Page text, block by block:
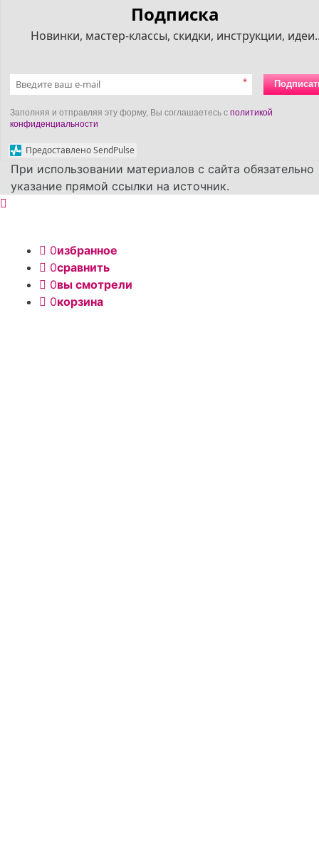
Подписка
Новинки, мастер-классы, скидки, инструкции,
*
Заполняя и отправляя эту форму, Вы соглашаетесь с политикой
конфиденциальности
Предоставлено SendPulse
При использовании материалов с сайта обязательно
указание прямой ссылки на источник.
0избранное
0сравнить
0вы смотрели
0корзина